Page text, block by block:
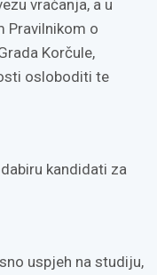
vraćanja, a u
Pravilnikom o
Korčule,
osloboditi te
kandidati za
uspjeh na studiju,